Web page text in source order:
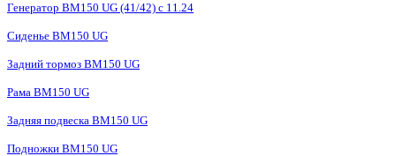
Генератор BM150 UG (41/42) с 11.24
Сиденье BM150 UG
Задний тормоз BM150 UG
Рама BM150 UG
Задняя подвеска BM150 UG
Подножки BM150 UG